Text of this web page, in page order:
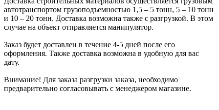
автотранспортом грузоподъемностью 1,5 – 5 тонн, 5 – 10 тонн
и 10 – 20 тонн. Доставка возможна также с разгрузкой. В этом
случае на объект отправляется манипулятор.
Заказ будет доставлен в течение 4-5 дней после его
оформления. Также доставка возможна в удобную для вас
дату.
Внимание! Для заказа разгрузки заказа, необходимо
предварительно согласовывать с менеджером магазине.